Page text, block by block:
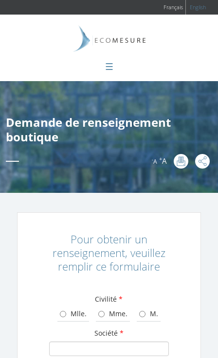
Français English
☰
Demande de renseignement
boutique
-A +A
:
Pour obtenir un
renseignement, veuillez
remplir ce formulaire
Civilité*
Mlle.
Mme. M.
Société *